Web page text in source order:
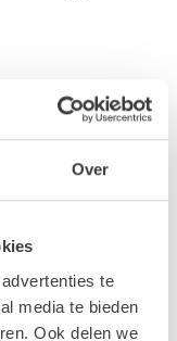
Over
te
media te bieden
Ook delen we
staan, maar
de foto's? Stuur
adviseren je
dagen, voor de
om op en af te